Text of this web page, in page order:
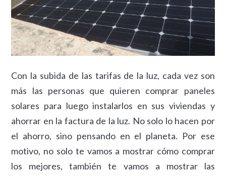
Con la subida de las tarifas de la luz, cada vez son
más las personas que quieren comprar paneles
solares para luego instalarlos en sus viviendas y
ahorrar en la factura de la luz. No solo lo hacen por
el ahorro, sino pensando en el planeta. Por ese
motivo, no solo te vamos a mostrar cómo comprar
los mejores, también te vamos a mostrar las